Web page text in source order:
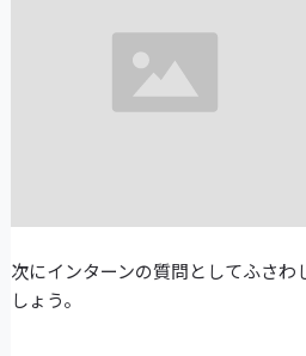
次にインターンの質問としてふさわ
しょう。